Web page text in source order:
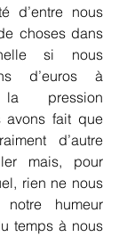
d’entre nous
choses dans
si nous
d’euros à
la pression
avons fait que
d’autre
mais, pour
rien ne nous
notre humeur
temps à nous